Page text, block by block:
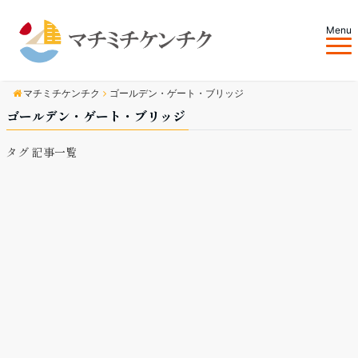
Menu
マチミチケンチク ゴールデン・ゲート・ブリッジ
ゴールデン・ゲート・ブリッジ
タグ 記事一覧